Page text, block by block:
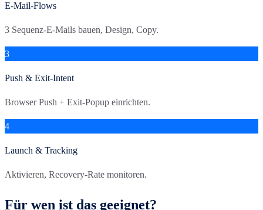
E-Mail-Flows
3 Sequenz-E-Mails bauen, Design, Copy.
3
Push & Exit-Intent
Browser Push + Exit-Popup einrichten.
4
Launch & Tracking
Aktivieren, Recovery-Rate monitoren.
Für wen ist das geeignet?